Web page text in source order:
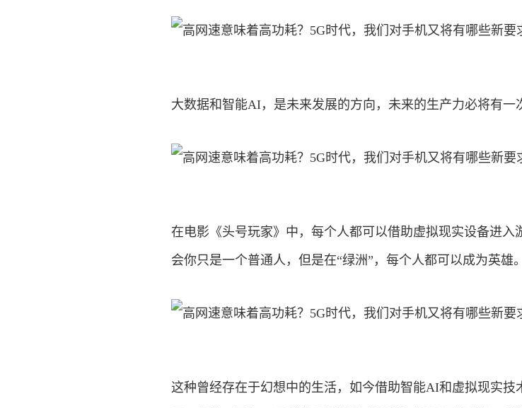
大数据和智能AI，是未来发展的方向，未来的生产力必将有一
在电影《头号玩家》中，每个人都可以借助虚拟现实设备进入
会你只是一个普通人，但是在“绿洲”，每个人都可以成为英雄。
这种曾经存在于幻想中的生活，如今借助智能AI和虚拟现实技